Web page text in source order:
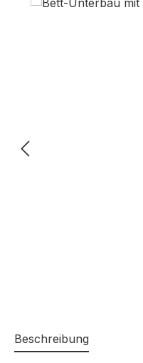
Beschreibung